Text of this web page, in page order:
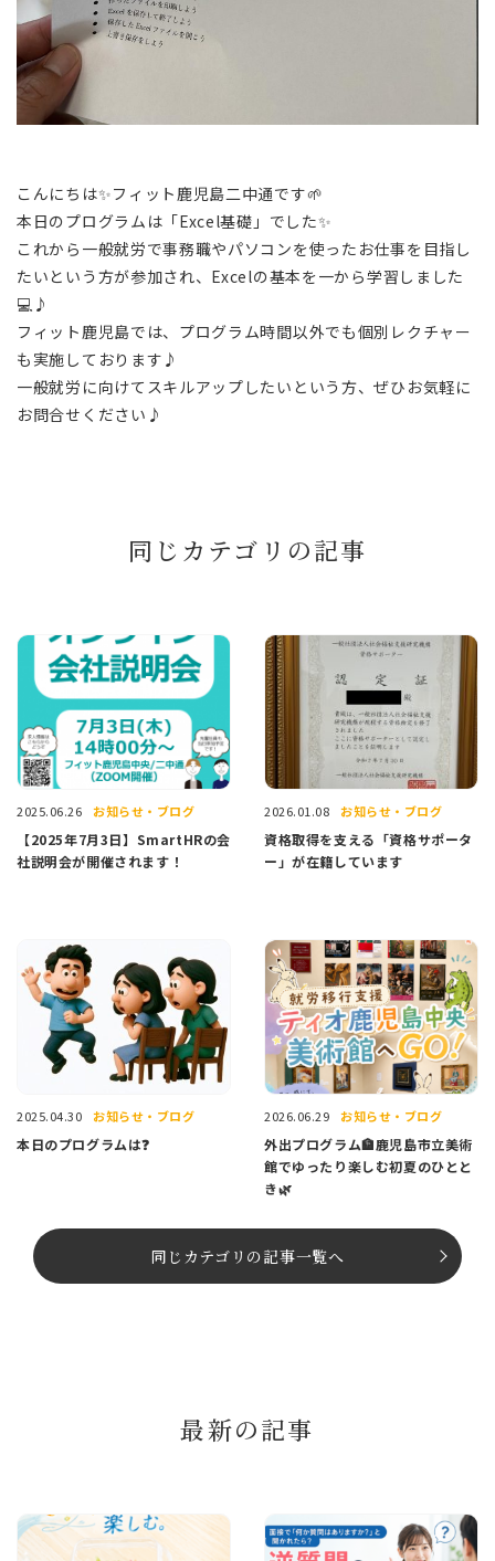
こんにちは✨フィット鹿児島二中通です🌱
本日のプログラムは「Excel基礎」でした✨
これから一般就労で事務職やパソコンを使ったお仕事を目指し
たいという方が参加され、Excelの基本を一から学習しました
💻♪
フィット鹿児島では、プログラム時間以外でも個別レクチャー
も実施しております♪
一般就労に向けてスキルアップしたいという方、ぜひお気軽に
お問合せください♪
同じカテゴリの記事
2025.06.26 お知らせ・ブログ
【2025年7月3日】SmartHRの会
社説明会が開催されます！
2026.01.08 お知らせ・ブログ
資格取得を支える「資格サポータ
ー」が在籍しています
2025.04.30 お知らせ・ブログ
本日のプログラムは❓
2026.06.29 お知らせ・ブログ
外出プログラム🏦鹿児島市立美術
館でゆったり楽しむ初夏のひとと
き🌿
同じカテゴリの記事⼀覧へ
最新の記事